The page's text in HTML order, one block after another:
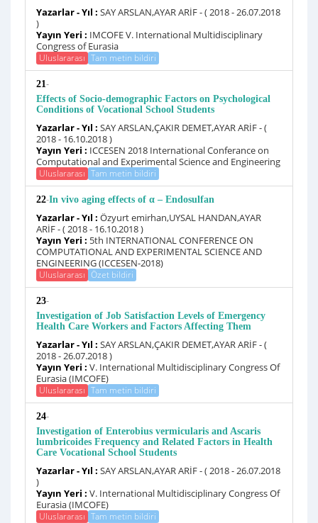
Yazarlar - Yıl : SAY ARSLAN,AYAR ARİF - ( 2018 - 26.07.2018
)
Yayın Yeri : IMCOFE V. International Multidisciplinary
Congress of Eurasia
Uluslararası Tam metin bildiri
21-
Effects of Socio-demographic Factors on Psychological
Conditions of Vocational School Students
Yazarlar - Yıl : SAY ARSLAN,ÇAKIR DEMET,AYAR ARİF - (
2018 - 16.10.2018 )
Yayın Yeri : ICCESEN 2018 International Conferance on
Computational and Experimental Science and Engineering
Uluslararası Tam metin bildiri
22-In vivo aging effects of α – Endosulfan
Yazarlar - Yıl : Özyurt emirhan,UYSAL HANDAN,AYAR
ARİF - ( 2018 - 16.10.2018 )
Yayın Yeri : 5th INTERNATIONAL CONFERENCE ON
COMPUTATIONAL AND EXPERIMENTAL SCIENCE AND
ENGINEERING (ICCESEN-2018)
Uluslararası Özet bildiri
23-
Investigation of Job Satisfaction Levels of Emergency
Health Care Workers and Factors Affecting Them
Yazarlar - Yıl : SAY ARSLAN,ÇAKIR DEMET,AYAR ARİF - (
2018 - 26.07.2018 )
Yayın Yeri : V. International Multidisciplinary Congress Of
Eurasia (IMCOFE)
Uluslararası Tam metin bildiri
24-
Investigation of Enterobius vermicularis and Ascaris
lumbricoides Frequency and Related Factors in Health
Care Vocational School Students
Yazarlar - Yıl : SAY ARSLAN,AYAR ARİF - ( 2018 - 26.07.2018
)
Yayın Yeri : V. International Multidisciplinary Congress Of
Eurasia (IMCOFE)
Uluslararası Tam metin bildiri